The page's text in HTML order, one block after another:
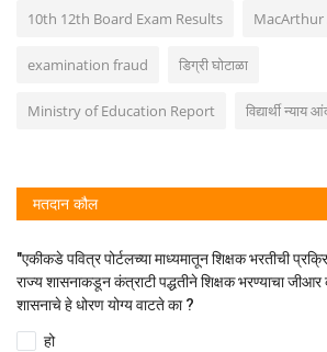
10th 12th Board Exam Results MacArthur
examination fraud डिग्री घोटाळा
Ministry of Education Report विद्यार्थी न्याय
मतदान कौल
"एकीकडे पवित्र पोर्टलच्या माध्यमातून शिक्षक भरतीची
राज्य शासनाकडून कंत्राटी पद्धतीने शिक्षक भरण्याचा
शासनाचे हे धोरण योग्य वाटते का ?
हो